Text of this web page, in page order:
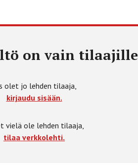
on vain tilaajille
olet jo lehden tilaaja,
kirjaudu sisään.
vielä ole lehden tilaaja,
tilaa verkkolehti.